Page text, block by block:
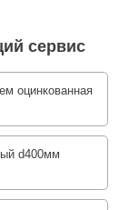
сервис
оцинкованная
d400мм